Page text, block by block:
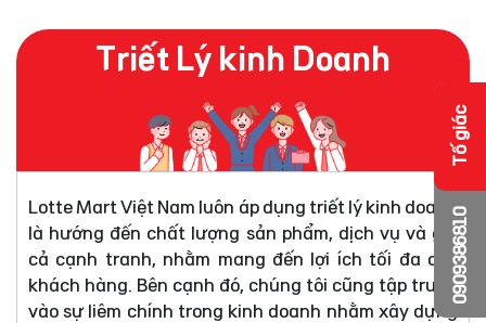
Triết Lý kinh Doanh
Lotte Mart Việt Nam luôn áp dụng triết lý kinh doanh
là hướng đến chất lượng sản phẩm, dịch vụ và giá
cả cạnh tranh, nhằm mang đến lợi ích tối đa cho
khách hàng. Bên cạnh đó, chúng tôi cũng tập trung
vào sự liêm chính trong kinh doanh nhằm xây dựng
0909386810
Tố giác